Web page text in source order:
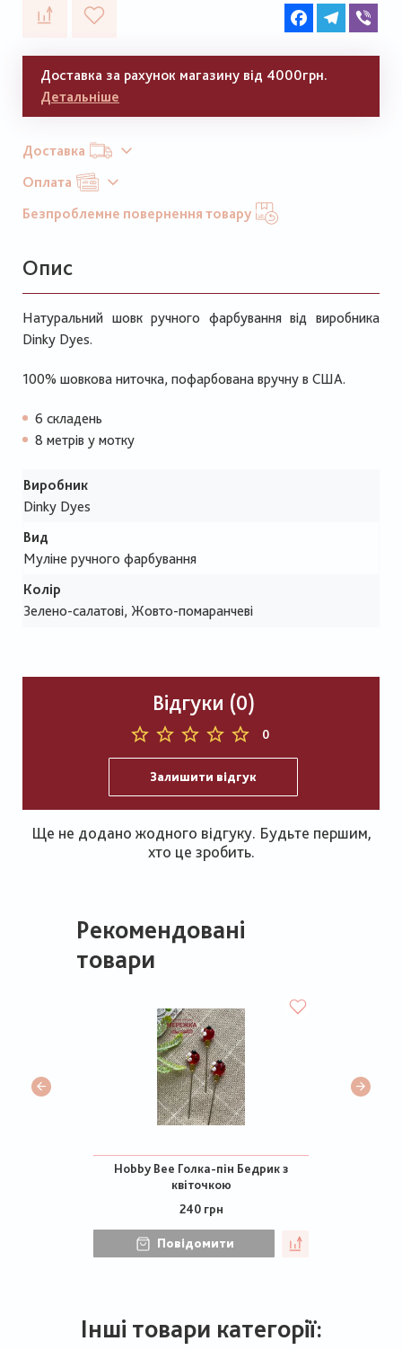
FacebookTelegram
Доставка за рахунок магазину від 4000грн.
Детальніше
Доставка
Оплата
Безпроблемне повернення товару
Опис
Натуральний шовк ручного фарбування від виробника
Dinky Dyes.
100% шовкова ниточка, пофарбована вручну в США.
6 складень
8 метрів у мотку
Виробник
Dinky Dyes
Вид
Муліне ручного фарбування
Колір
Зелено-салатові, Жовто-помаранчеві
Відгуки (0)
0
Залишити відгук
Ще не додано жодного відгуку. Будьте першим,
хто це зробить.
Рекомендовані
товари
Hobby Bee Голка-пін Бедрик з
квіточкою
240 грн
Повідомити
Інші товари категорії: